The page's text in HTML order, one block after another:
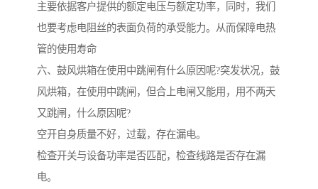
主要依据客户提供的额定电压与额定功率，同时，我们
也要考虑电阻丝的表面负荷的承受能力。从而保障电热
管的使用寿命
六、鼓风烘箱在使用中跳闸有什么原因呢?突发状况，鼓
风烘箱，在使用中跳闸，但合上电闸又能用，用不两天
又跳闸，什么原因呢?
空开自身质量不好，过载，存在漏电。
检查开关与设备功率是否匹配，检查线路是否存在漏
电。